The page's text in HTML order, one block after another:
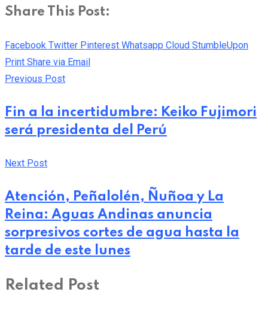
Share This Post:
Facebook Twitter Pinterest Whatsapp Cloud StumbleUpon
Print Share via Email
Previous Post
Fin a la incertidumbre: Keiko Fujimori
será presidenta del Perú
Next Post
Atención, Peñalolén, Ñuñoa y La
Reina: Aguas Andinas anuncia
sorpresivos cortes de agua hasta la
tarde de este lunes
Related Post